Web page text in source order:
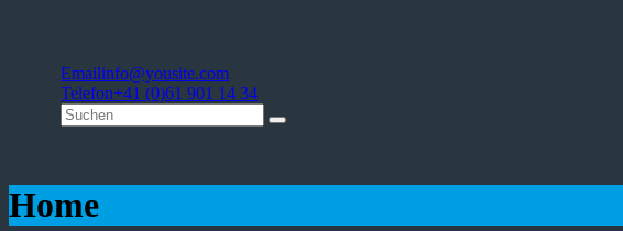
Emailinfo@yousite.com
Telefon+41 (0)61 901 14 34
Home